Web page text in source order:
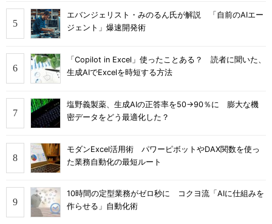
エバンジェリスト・みのるん氏が解説 「自前のAIエー
ジェント」爆速開発術
「Copilot in Excel」使ったことある？ 読者に聞いた、
生成AIでExcelを時短する方法
塩野義製薬、生成AIの正答率を50→90％に 膨大な機
密データをどう最適化した？
モダンExcel活用術 パワーピボットやDAX関数を使っ
た業務自動化の最短ルート
10時間の定型業務がゼロ秒に コクヨ流「AIに仕組みを
作らせる」自動化術